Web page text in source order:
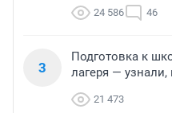
24 586 46
3
Подготовка к
лагеря —
21 473